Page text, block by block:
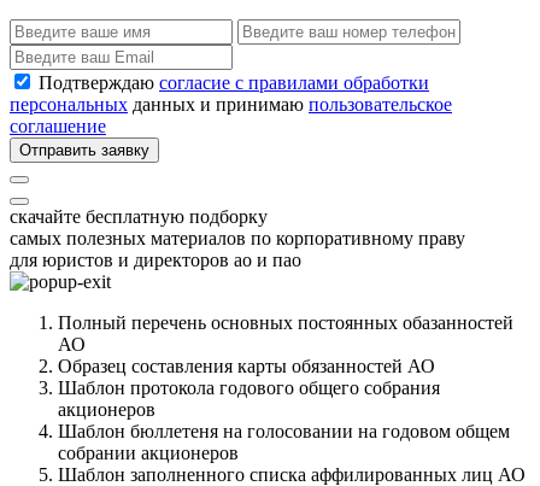
Подтверждаю согласие с правилами обработки
персональных данных и принимаю пользовательское
соглашение
Отправить заявку
скачайте бесплатную подборку
самых полезных материалов по корпоративному праву
для юристов и директоров ао и пао
Полный перечень основных постоянных обазанностей
АО
Образец составления карты обязанностей АО
Шаблон протокола годового общего собрания
акционеров
Шаблон бюллетеня на голосовании на годовом общем
собрании акционеров
Шаблон заполненного списка аффилированных лиц АО